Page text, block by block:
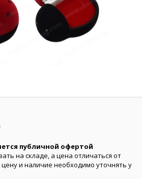
публичной офертой
на складе, а цена отличаться от
и наличие необходимо уточнять у